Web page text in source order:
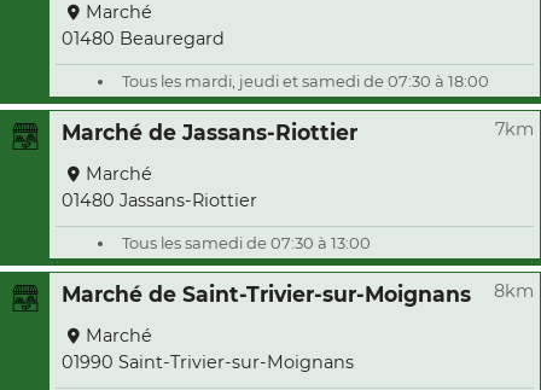
Marché
01480 Beauregard
Tous les mardi, jeudi et samedi de 07:30 à 18:00
Marché de Jassans-Riottier 7km
Marché
01480 Jassans-Riottier
Tous les samedi de 07:30 à 13:00
Marché de Saint-Trivier-sur-Moignans 8km
Marché
01990 Saint-Trivier-sur-Moignans